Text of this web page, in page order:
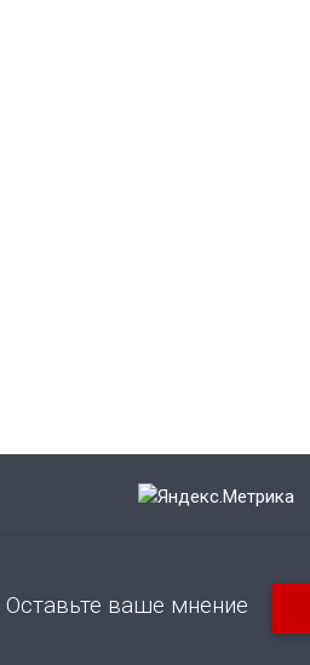
Оставьте ваше мнение